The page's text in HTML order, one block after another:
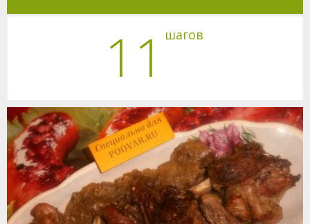
11 шагов